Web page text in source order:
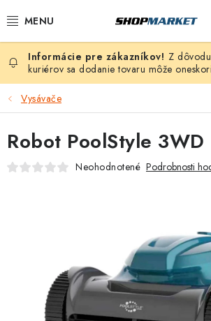
na
VÍRIVÉ VANE
SAUNY
BAZÉNY
NAFUKOVACIE VÍRIVKY
DEZINFEKCIA A ČISTENIE
PROTIZÁPLAVOVÉ A HASIACE
Z
kuriérov sa dodanie tovaru môže
Vysávače
Robot PoolStyle 3WD
Neohodnotené Podrobnosti